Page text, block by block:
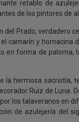
retablo de
de los pintores de
del Prado, verdadero
camarín y hornacina
en forma de paloma;
la hermosa sacristía,
Ruiz de Luna.
los talaveranos en
de azulejería del